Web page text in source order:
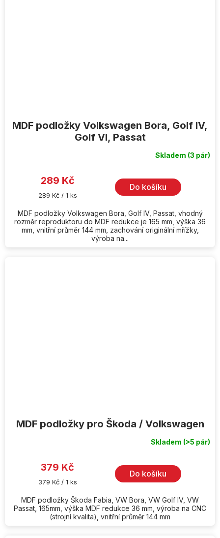
MDF podložky Volkswagen Bora, Golf IV,
Golf VI, Passat
Skladem (3 pár)
289 Kč
Měrná
289 Kč / 1 ks
Do košíku
MDF podložky Volkswagen Bora, Golf IV, Passat, vhodný
rozměr reproduktoru do MDF redukce je 165 mm, výška 36
mm, vnitřní průměr 144 mm, zachování originální mřížky,
výroba na...
MDF podložky pro Škoda / Volkswagen
Skladem (>5 pár)
379 Kč
Měrná
379 Kč / 1 ks
Do košíku
MDF podložky Škoda Fabia, VW Bora, VW Golf IV, VW
Passat, 165mm, výška MDF redukce 36 mm, výroba na CNC
(strojní kvalita), vnitřní průměr 144 mm